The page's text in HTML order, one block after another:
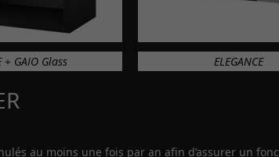
+ GAIO Glass ELEGANCE
au moins une fois par an afin d’assurer un